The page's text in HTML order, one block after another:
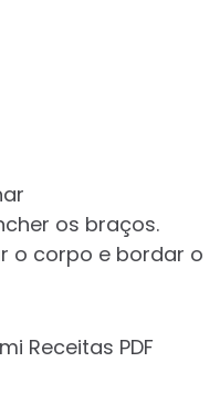
os braços.
o corpo e bordar o